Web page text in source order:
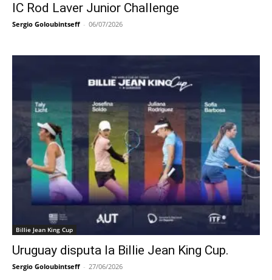
IC Rod Laver Junior Challenge
Sergio Goloubintseff - 06/07/2026
Billie Jean King Cup
Uruguay disputa la Billie Jean King Cup.
Sergio Goloubintseff - 27/06/2026